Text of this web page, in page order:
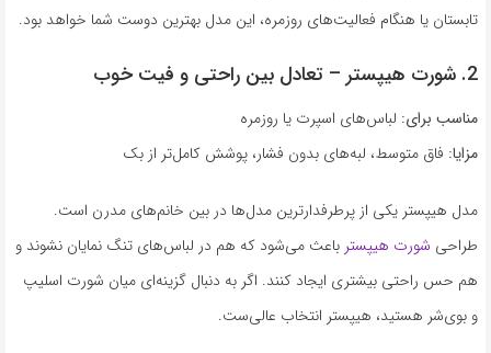
تابستان یا هنگام فعالیت‌های روزمره، این مدل بهترین دوست شما خواهد بود.
2. شورت هیپستر – تعادل بین راحتی و فیت خوب
مناسب برای: لباس‌های اسپرت یا روزمره
مزایا: فاق متوسط، لبه‌های بدون فشار، پوشش کامل‌تر از بک
مدل هیپستر یکی از پرطرفدارترین مدل‌ها در بین خانم‌های مدرن است.
طراحی شورت‌ هیپستر باعث می‌شود که هم در لباس‌های تنگ نمایان نشوند و
هم حس راحتی بیشتری ایجاد کنند. اگر به دنبال گزینه‌ای میان شورت اسلیپ
و بوی‌شر هستید، هیپستر انتخاب عالی‌ست.